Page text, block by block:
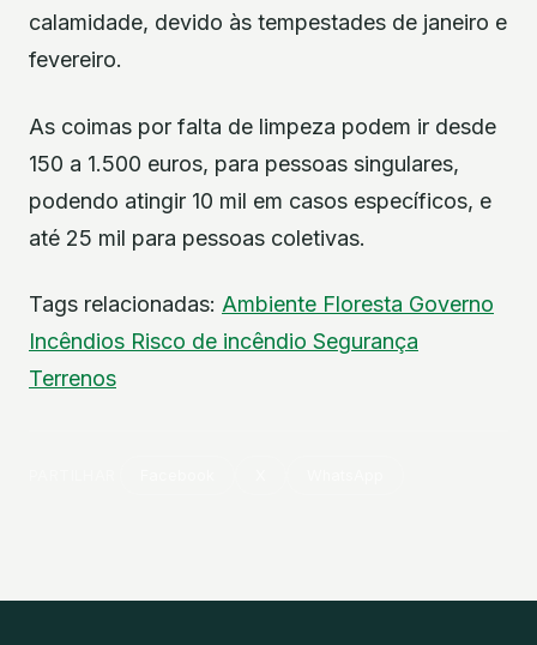
calamidade, devido às tempestades de janeiro e
fevereiro.
As coimas por falta de limpeza podem ir desde
150 a 1.500 euros, para pessoas singulares,
podendo atingir 10 mil em casos específicos, e
até 25 mil para pessoas coletivas.
Tags relacionadas: Ambiente Floresta Governo
Incêndios Risco de incêndio Segurança
Terrenos